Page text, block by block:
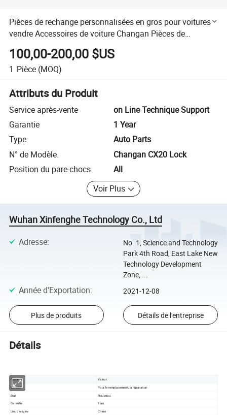
Pièces de rechange personnalisées en gros pour voitures à
vendre Accessoires de voiture Changan Pièces de
rechange pour Changan Cx20 Verrou
100,00-200,00 $US
1 Pièce (MOQ)
Attributs du Produit
Service après-vente
on Line Technique Support
Garantie
1 Year
Type
Auto Parts
N° de Modèle.
Changan CX20 Lock
Position du pare-chocs
All
Voir Plus
Wuhan Xinfenghe Technology Co., Ltd
Adresse:
No. 1, Science and Technology
Park 4th Road, East Lake New
Technology Development
Zone, ...
Année d'Exportation: 2021-12-08
Plus de produits Détails de l'entreprise
Détails
Élément Valeur
Objectif Pour le remplacement/la réparation
État Nouveau
Garantie 1 an
Lieu d'origine
Chine